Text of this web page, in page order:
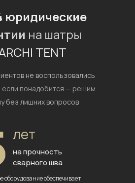
юридические
на шатры
TENT
не воспользовались
если понадобится — решим
без лишних вопросов
лет
на прочность
сварного шва
оборудованиеобеспечивает